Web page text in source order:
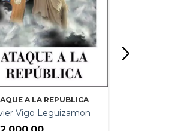
A LA REPUBLICA
Vigo Leguizamon